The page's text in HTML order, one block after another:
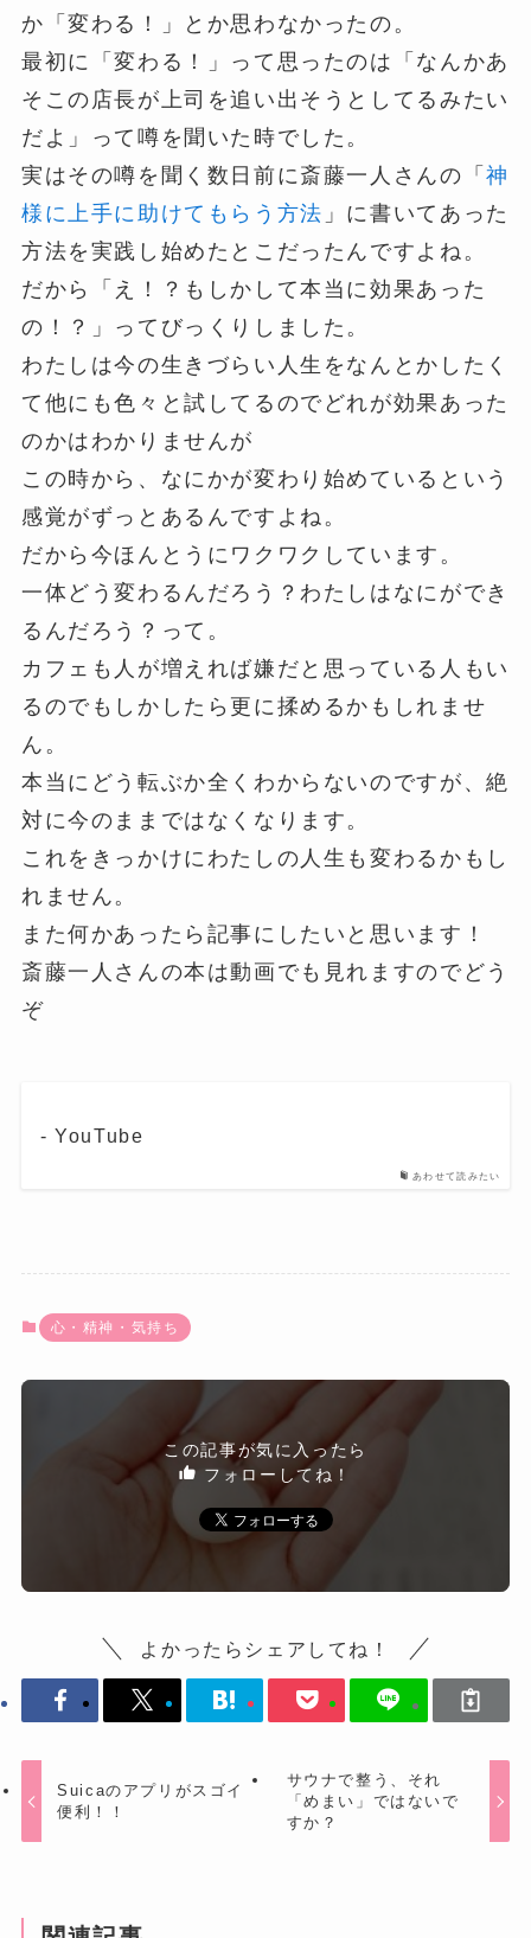
か「変わる！」とか思わなかったの。
最初に「変わる！」って思ったのは「なんかあ
そこの店長が上司を追い出そうとしてるみたい
だよ」って噂を聞いた時でした。
実はその噂を聞く数日前に斎藤一人さんの「神
様に上手に助けてもらう方法 」に書いてあった
方法を実践し始めたとこだったんですよね。
だから「え！？もしかして本当に効果あった
の！？」ってびっくりしました。
わたしは今の生きづらい人生をなんとかしたく
て他にも色々と試してるのでどれが効果あった
のかはわかりませんが
この時から、なにかが変わり始めているという
感覚がずっとあるんですよね。
だから今ほんとうにワクワクしています。
一体どう変わるんだろう？わたしはなにができ
るんだろう？って。
カフェも人が増えれば嫌だと思っている人もい
るのでもしかしたら更に揉めるかもしれませ
ん。
本当にどう転ぶか全くわからないのですが、絶
対に今のままではなくなります。
これをきっかけにわたしの人生も変わるかもし
れません。
また何かあったら記事にしたいと思います！
斎藤一人さんの本は動画でも見れますのでどう
ぞ
あわせて読みたい
- YouTube
心・精神・気持ち
この記事が気に入ったら
フォローしてね！
よかったらシェアしてね！
Suicaのアプリがスゴイ
便利！！
サウナで整う、それ
「めまい」ではないで
すか？